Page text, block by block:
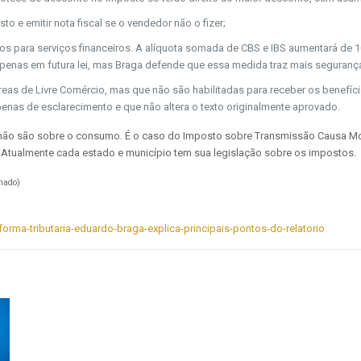
e emitir nota fiscal se o vendedor não o fizer;
serviços financeiros. A alíquota somada de CBS e IBS aumentará de
em futura lei, mas Braga defende que essa medida traz mais
de Livre Comércio, mas que não são habilitadas para receber os
de esclarecimento e que não altera o texto originalmente aprovado.
são sobre o consumo. É o caso do Imposto sobre Transmissão Causa
cada estado e município tem sua legislação sobre os impostos.
tributaria-eduardo-braga-explica-principais-pontos-do-relatorio